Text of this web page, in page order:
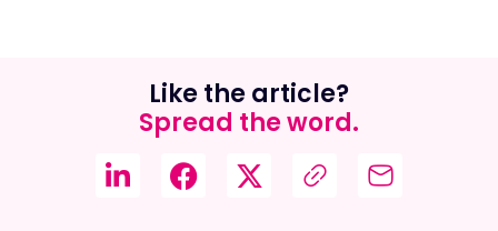
Like the article?
Spread the word.